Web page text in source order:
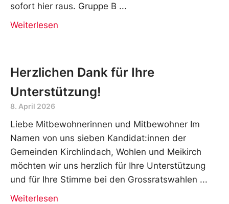
sofort hier raus. Gruppe B
Weiterlesen
Herzlichen Dank für Ihre
Unterstützung!
8. April 2026
Liebe Mitbewohnerinnen und Mitbewohner Im
Namen von uns sieben Kandidat:innen der
Gemeinden Kirchlindach, Wohlen und Meikirch
möchten wir uns herzlich für Ihre Unterstützung
und für Ihre Stimme bei den Grossratswahlen
Weiterlesen